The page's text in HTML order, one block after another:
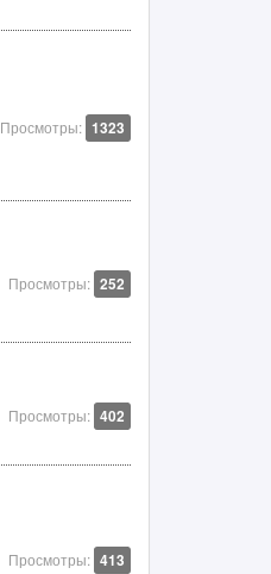
Просмотры: 1323
Просмотры: 252
Просмотры: 402
Просмотры: 413